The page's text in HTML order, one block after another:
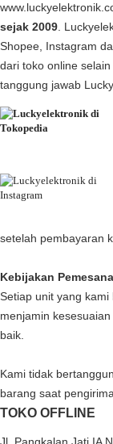
sejak 2009.
Shopee, Instagram
dari toko online
tanggung jawab
setelah pembayaran
Kebijakan
Setiap unit yang
menjamin
baik.
Kami tidak
barang saat
TOKO OFFLINE
Jl. Pangkalan Jati IA